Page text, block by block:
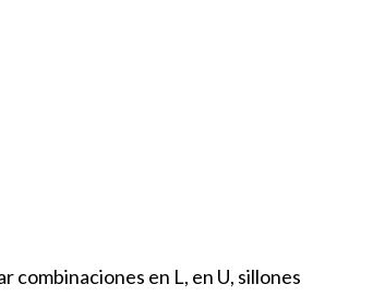
combinaciones en L, en U, sillones